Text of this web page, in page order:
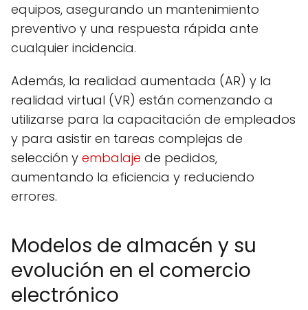
equipos, asegurando un mantenimiento
preventivo y una respuesta rápida ante
cualquier incidencia.
Además, la realidad aumentada (AR) y la
realidad virtual (VR) están comenzando a
utilizarse para la capacitación de empleados
y para asistir en tareas complejas de
selección y embalaje de pedidos,
aumentando la eficiencia y reduciendo
errores.
Modelos de almacén y su
evolución en el comercio
electrónico